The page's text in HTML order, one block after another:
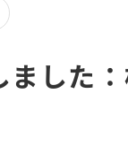
した